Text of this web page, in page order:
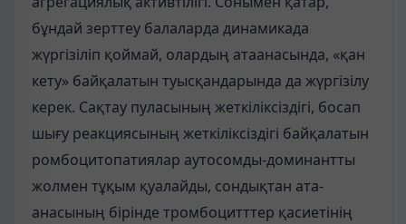
бұндай зерттеу балаларда динамикада
жүргізіліп қоймай, олардың атаанасында, «қан
кету» байқалатын туысқандарында да жүргізілу
керек. Сақтау пуласының жеткіліксіздігі, босап
шығу реакциясының жеткіліксіздігі байқалатын
ромбоцитопатиялар аутосомды-доминантты
жолмен тұқым қуалайды, сондықтан ата-
анасының бірінде тромбоцитттер қасиетінің